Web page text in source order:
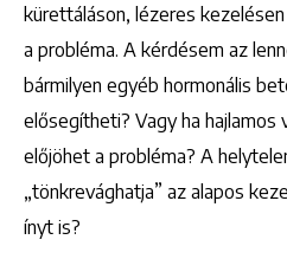
kürettáláson, lézeres
a probléma. A kérdésem az
bármilyen egyéb hormonális
elősegítheti? Vagy ha hajlamos
előjöhet a probléma? A
„tönkrevághatja” az alapos
ínyt is?